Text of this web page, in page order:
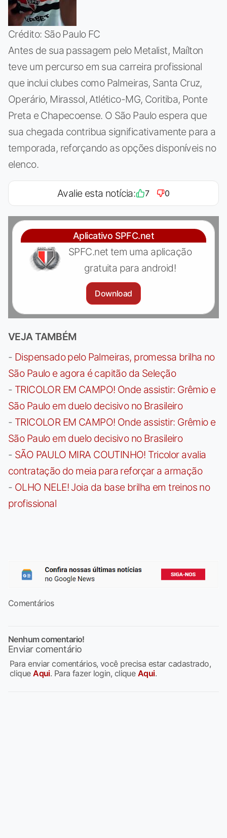
Crédito: São Paulo FC
Antes de sua passagem pelo Metalist, Maílton
teve um percurso em sua carreira profissional
que inclui clubes como Palmeiras, Santa Cruz,
Operário, Mirassol, Atlético-MG, Coritiba, Ponte
Preta e Chapecoense. O São Paulo espera que
sua chegada contribua significativamente para a
temporada, reforçando as opções disponíveis no
elenco.
Avalie esta notícia: 7 0
Aplicativo SPFC.net
SPFC.net tem uma aplicação
gratuita para android!
Download
VEJA TAMBÉM
- Dispensado pelo Palmeiras, promessa brilha no
São Paulo e agora é capitão da Seleção
- TRICOLOR EM CAMPO! Onde assistir: Grêmio e
São Paulo em duelo decisivo no Brasileiro
- TRICOLOR EM CAMPO! Onde assistir: Grêmio e
São Paulo em duelo decisivo no Brasileiro
- SÃO PAULO MIRA COUTINHO! Tricolor avalia
contratação do meia para reforçar a armação
- OLHO NELE! Joia da base brilha em treinos no
profissional
Comentários
Nenhum comentario!
Enviar comentário
Para enviar comentários, você precisa estar cadastrado,
cliqueAqui. Para fazer login, clique Aqui.